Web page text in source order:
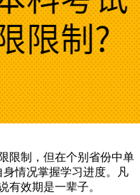
制，但在个别省份中单
情况掌握学习进度。凡
有效期是一辈子。